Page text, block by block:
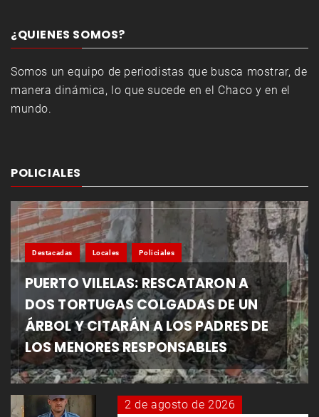
¿QUIENES SOMOS?
Somos un equipo de periodistas que busca mostrar, de
manera dinámica, lo que sucede en el Chaco y en el
mundo.
POLICIALES
Destacadas Locales Policiales
PUERTO VILELAS: RESCATARON A
DOS TORTUGAS COLGADAS DE UN
ÁRBOL Y CITARÁN A LOS PADRES DE
LOS MENORES RESPONSABLES
2 de agosto de 2026